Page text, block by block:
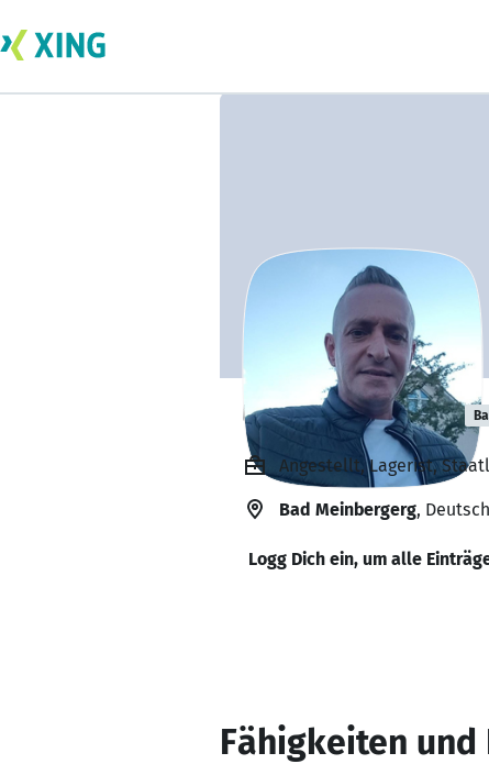
Ümit Cetinkaya
Angestellt, Lagerist,
Bad Meinbergerg,
Logg Dich ein, um alle
Fähigkeiten und